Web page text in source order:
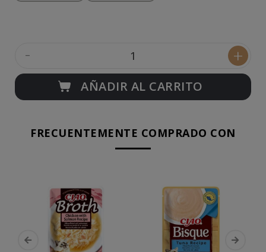
- +
AÑADIR AL CARRITO
FRECUENTEMENTE COMPRADO CON